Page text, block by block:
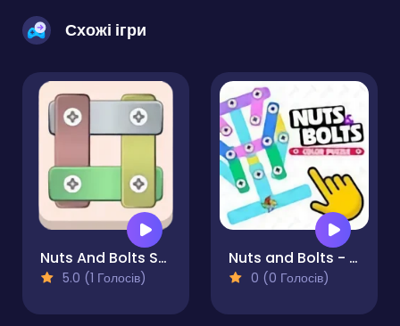
Схожі ігри
Nuts And Bolts Screw Puzzle
5.0 (1 Голосів)
Nuts and Bolts - Color Puzzle
0 (0 Голосів)